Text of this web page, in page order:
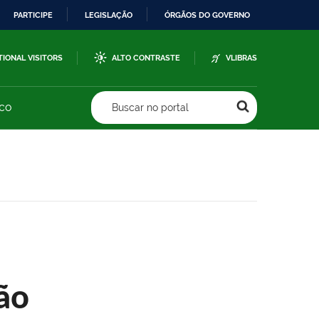
PARTICIPE LEGISLAÇÃO ÓRGÃOS DO GOVERNO
VISITORS ALTO CONTRASTE VLIBRAS
Buscar no portal